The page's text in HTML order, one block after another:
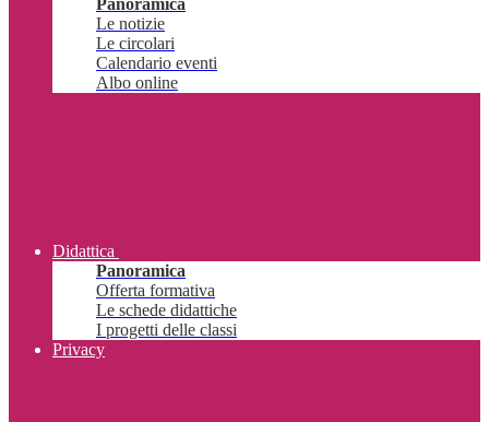
Panoramica
Le notizie
Le circolari
Calendario eventi
Albo online
Didattica
Panoramica
Offerta formativa
Le schede didattiche
I progetti delle classi
Privacy